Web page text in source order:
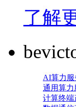
了解
AI算力服
通用算力
计算终端